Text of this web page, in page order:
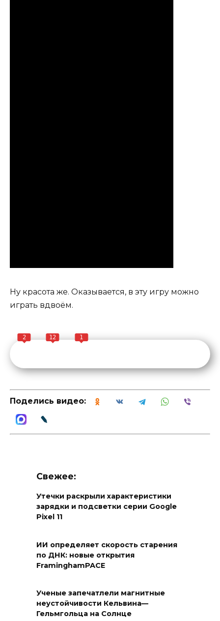
Ну красота же. Оказывается, в эту игру можно
играть вдвоём.
2 12 1
Поделись видео:
Свежее:
Утечки раскрыли характеристики
зарядки и подсветки серии Google
Pixel 11
ИИ определяет скорость старения
по ДНК: новые открытия
FraminghamPACE
Ученые запечатлели магнитные
неустойчивости Кельвина—
Гельмгольца на Солнце